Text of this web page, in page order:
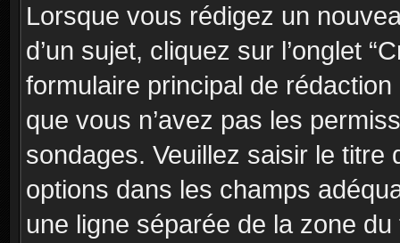
Lorsque vous rédigez un
d’un sujet, cliquez sur l’onglet
formulaire principal de
que vous n’avez pas les
sondages. Veuillez saisir le
options dans les champs
une ligne séparée de la zone